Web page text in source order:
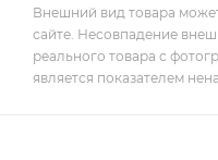
Внешний вид товара
сайте. Несовпадение
реального товара с
является показателем